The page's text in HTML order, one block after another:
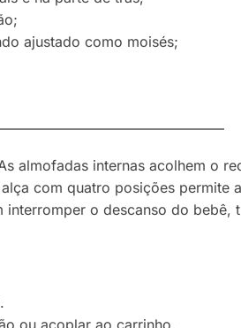
ajustado como moisés;
almofadas internas acolhem o
com quatro posições permite
o descanso do bebê,